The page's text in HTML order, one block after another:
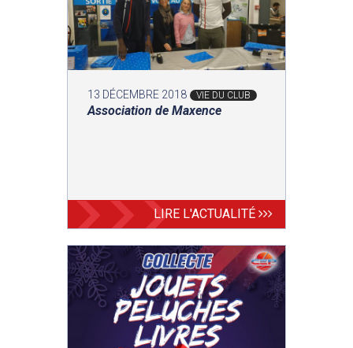
13 DÉCEMBRE 2018 VIE DU CLUB
Association de Maxence
LIRE L'ACTUALITÉ